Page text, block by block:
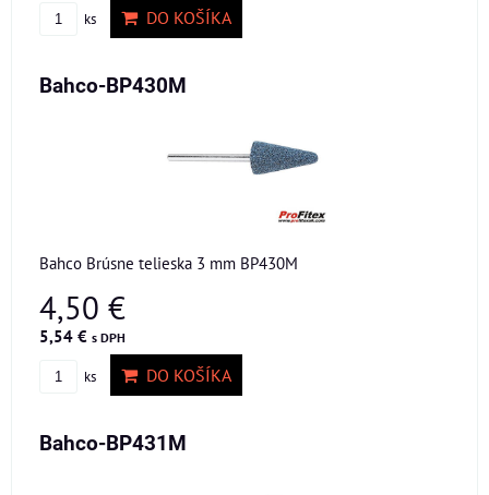
ks DO KOŠÍKA
Bahco-BP430M
Bahco Brúsne telieska 3 mm BP430M
4,50 €
5,54 € s DPH
ks DO KOŠÍKA
Bahco-BP431M